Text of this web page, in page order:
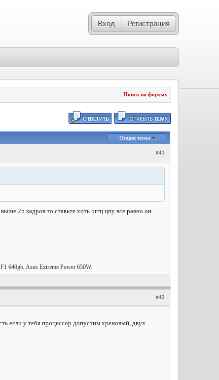
Вход Регистрация
Поиск по форуму
Опции темы
#41
25 кадров то ставьте хоть 5ггц цпу все равно он
640gb, Asus Extreme Power 650W.
#42
если у тебя процессор допустим хреновый, двух